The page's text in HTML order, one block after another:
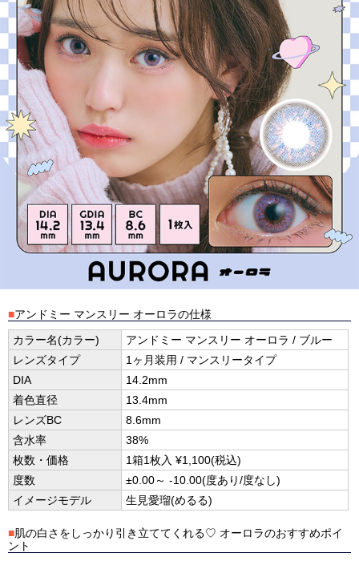
■アンドミー マンスリー オーロラの仕様
カラー名(カラー)
アンドミー マンスリー オーロラ / ブルー
レンズタイプ
1ヶ月装用 / マンスリータイプ
DIA
14.2mm
着色直径
13.4mm
レンズBC
8.6mm
含水率
38%
枚数・価格
1箱1枚入 ¥1,100(税込)
度数
±0.00～ -10.00(度あり/度なし)
イメージモデル
生見愛瑠(めるる)
■肌の白さをしっかり引き立ててくれる♡ オーロラのおすすめポイ
ント